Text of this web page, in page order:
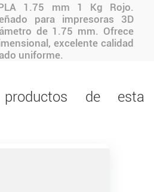
1.75 mm 1 Kg Rojo.
para impresoras 3D
de 1.75 mm. Ofrece
excelente calidad
uniforme.
de esta